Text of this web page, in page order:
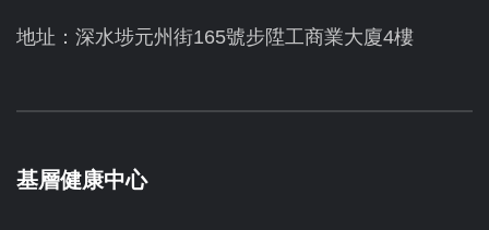
地址：深水埗元州街165號步陞工商業大廈4樓
基層健康中心